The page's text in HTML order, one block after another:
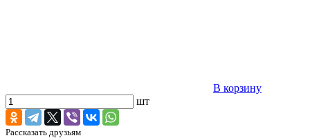
В корзину
шт
Рассказать друзьям